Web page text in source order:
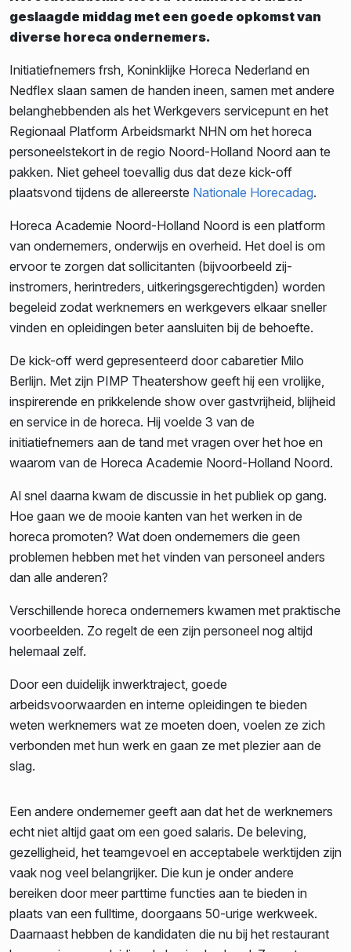
geslaagde middag met een goede opkomst van
diverse horeca ondernemers.
Initiatiefnemers frsh, Koninklijke Horeca Nederland en
Nedflex slaan samen de handen ineen, samen met andere
belanghebbenden als het Werkgevers servicepunt en het
Regionaal Platform Arbeidsmarkt NHN om het horeca
personeelstekort in de regio Noord-Holland Noord aan te
pakken. Niet geheel toevallig dus dat deze kick-off
plaatsvond tijdens de allereerste Nationale Horecadag.
Horeca Academie Noord-Holland Noord is een platform
van ondernemers, onderwijs en overheid. Het doel is om
ervoor te zorgen dat sollicitanten (bijvoorbeeld zij-
instromers, herintreders, uitkeringsgerechtigden) worden
begeleid zodat werknemers en werkgevers elkaar sneller
vinden en opleidingen beter aansluiten bij de behoefte.
De kick-off werd gepresenteerd door cabaretier Milo
Berlijn. Met zijn PIMP Theatershow geeft hij een vrolijke,
inspirerende en prikkelende show over gastvrijheid, blijheid
en service in de horeca. Hij voelde 3 van de
initiatiefnemers aan de tand met vragen over het hoe en
waarom van de Horeca Academie Noord-Holland Noord.
Al snel daarna kwam de discussie in het publiek op gang.
Hoe gaan we de mooie kanten van het werken in de
horeca promoten? Wat doen ondernemers die geen
problemen hebben met het vinden van personeel anders
dan alle anderen?
Verschillende horeca ondernemers kwamen met praktische
voorbeelden. Zo regelt de een zijn personeel nog altijd
helemaal zelf.
Door een duidelijk inwerktraject, goede
arbeidsvoorwaarden en interne opleidingen te bieden
weten werknemers wat ze moeten doen, voelen ze zich
verbonden met hun werk en gaan ze met plezier aan de
slag.
Een andere ondernemer geeft aan dat het de werknemers
echt niet altijd gaat om een goed salaris. De beleving,
gezelligheid, het teamgevoel en acceptabele werktijden zijn
vaak nog veel belangrijker. Die kun je onder andere
bereiken door meer parttime functies aan te bieden in
plaats van een fulltime, doorgaans 50-urige werkweek.
Daarnaast hebben de kandidaten die nu bij het restaurant